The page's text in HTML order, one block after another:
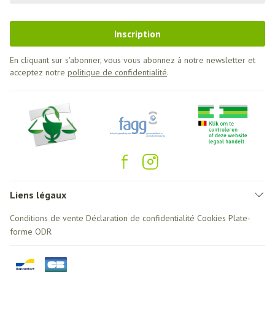
Inscription
En cliquant sur s'abonner, vous vous abonnez à notre newsletter et
acceptez notre politique de confidentialité.
Liens légaux
Conditions de vente Déclaration de confidentialité Cookies Plate-
forme ODR